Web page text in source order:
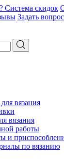
Система скидок
Задать вопрос
вязания
вязания
работы
и
по вязанию